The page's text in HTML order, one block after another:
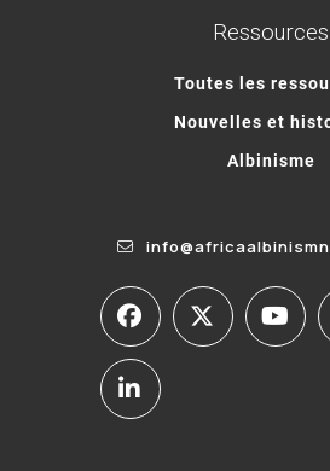
Ressources
Toutes les
Nouvelles et
Albinisme